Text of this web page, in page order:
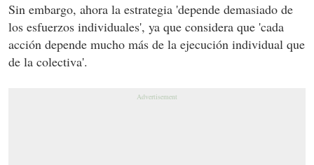
Sin embargo, ahora la estrategia 'depende demasiado de
los esfuerzos individuales', ya que considera que 'cada
acción depende mucho más de la ejecución individual que
de la colectiva'.